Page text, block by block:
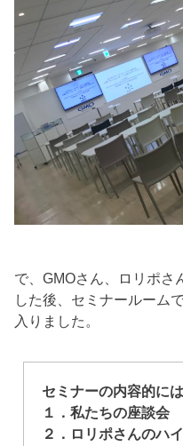
で、GMOさん、ロリポさ
した後、セミナールーム
入りました。
セミナーの内容的には
１．私たちの座談会
２．ロリポさんのハ